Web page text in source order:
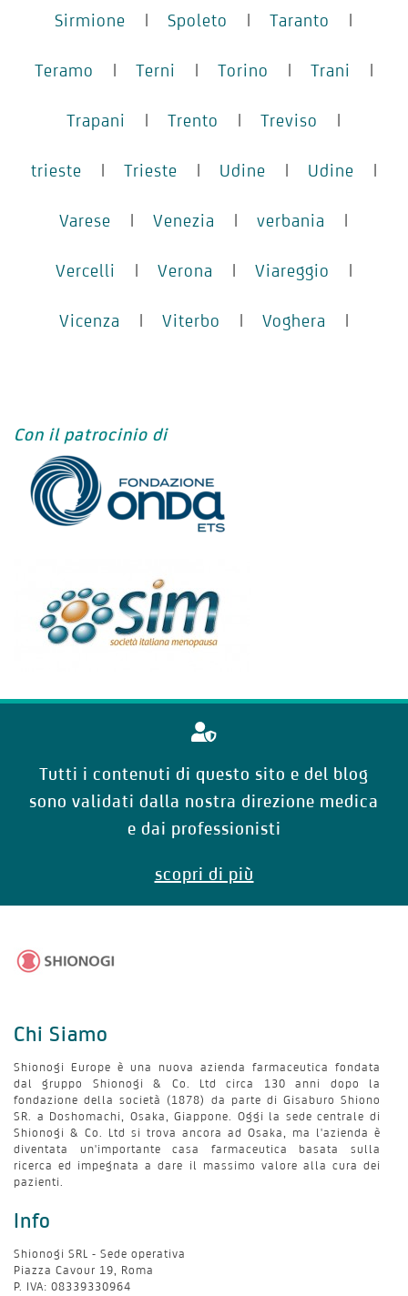
Sirmione | Spoleto | Taranto |
Teramo | Terni | Torino | Trani |
Trapani | Trento | Treviso |
trieste | Trieste | Udine | Udine |
Varese | Venezia | verbania |
Vercelli | Verona | Viareggio |
Vicenza | Viterbo | Voghera |
Con il patrocinio di
Tutti i contenuti di questo sito e del blog
sono validati dalla nostra direzione medica
e dai professionisti
scopri di più
Chi Siamo
Shionogi Europe è una nuova azienda farmaceutica fondata
dal gruppo Shionogi & Co. Ltd circa 130 anni dopo la
fondazione della società (1878) da parte di Gisaburo Shiono
SR. a Doshomachi, Osaka, Giappone. Oggi la sede centrale di
Shionogi & Co. Ltd si trova ancora ad Osaka, ma l'azienda è
diventata un'importante casa farmaceutica basata sulla
ricerca ed impegnata a dare il massimo valore alla cura dei
pazienti.
Info
Shionogi SRL - Sede operativa
Piazza Cavour 19, Roma
P. IVA: 08339330964